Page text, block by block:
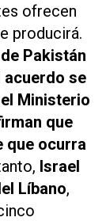
ofrecen
producirá.
Pakistán
acuerdo se
el Ministerio
que
que ocurra
Israel
Líbano,